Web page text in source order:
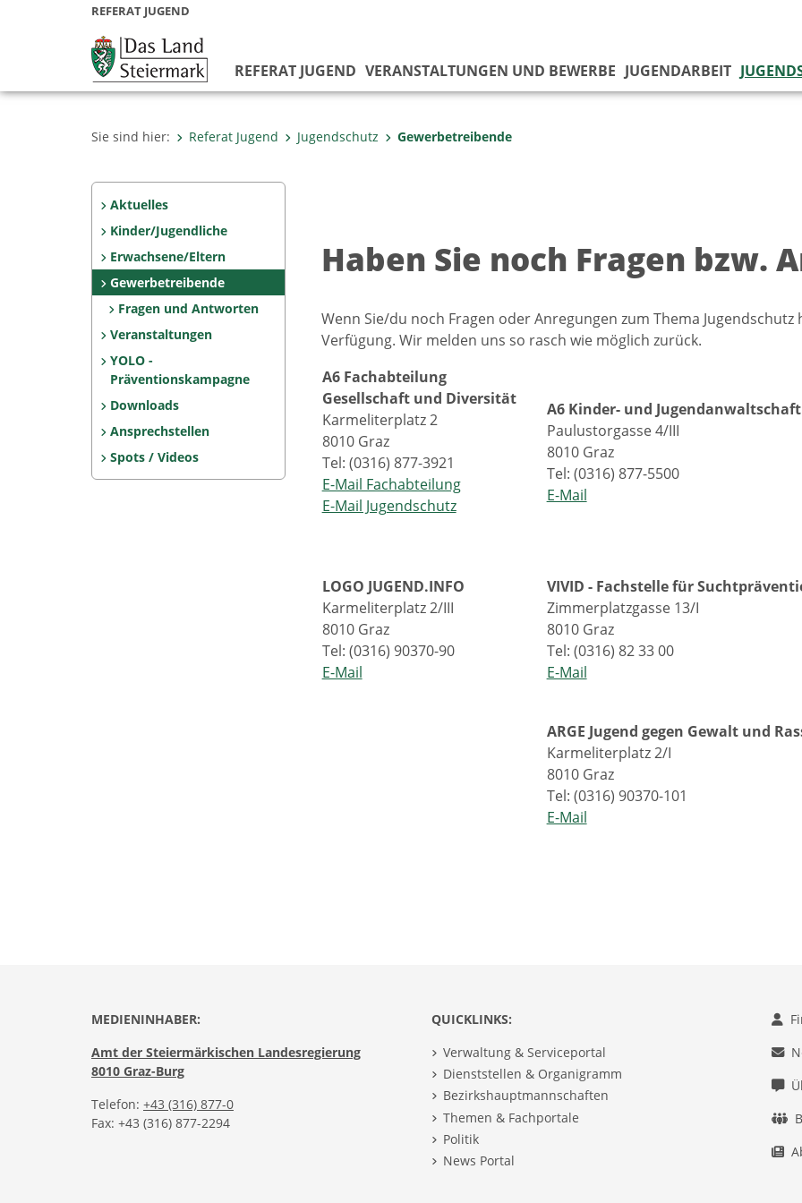
REFERAT JUGEND
REFERAT JUGEND VERANSTALTUNGEN UND BEWERBE JUGENDARBEIT
Sie sind hier: Referat Jugend Jugendschutz Gewerbetreibende
Aktuelles
Kinder/Jugendliche
Erwachsene/Eltern
Gewerbetreibende
Fragen und Antworten
Veranstaltungen
YOLO -
Präventionskampagne
Downloads
Ansprechstellen
Spots / Videos
Haben Sie noch Fragen bzw.
Wenn Sie/du noch Fragen oder Anregungen zum Thema
Verfügung. Wir melden uns so rasch wie möglich zurück.
A6 Fachabteilung
Gesellschaft und Diversität
Karmeliterplatz 2
8010 Graz
Tel: (0316) 877-3921
E-Mail Fachabteilung
E-Mail Jugendschutz
A6 Kinder- und Jugendanwaltschaft
Paulustorgasse 4/III
8010 Graz
Tel: (0316) 877-5500
E-Mail
LOGO JUGEND.INFO
Karmeliterplatz 2/III
8010 Graz
Tel: (0316) 90370-90
E-Mail
VIVID - Fachstelle für
Zimmerplatzgasse 13/I
8010 Graz
Tel: (0316) 82 33 00
E-Mail
ARGE Jugend gegen Gewalt und
Karmeliterplatz 2/I
8010 Graz
Tel: (0316) 90370-101
E-Mail
MEDIENINHABER:
Amt der Steiermärkischen Landesregierung
8010 Graz-Burg
Telefon: +43 (316) 877-0
Fax: +43 (316) 877-2294
QUICKLINKS:
Verwaltung & Serviceportal
Dienststellen & Organigramm
Bezirkshauptmannschaften
Themen & Fachportale
Politik
News Portal